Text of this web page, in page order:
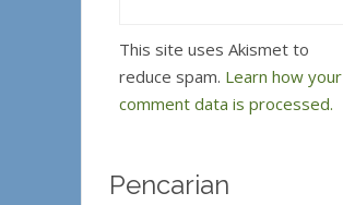
This site uses Akismet to
reduce spam. Learn how your
comment data is processed.
Pencarian